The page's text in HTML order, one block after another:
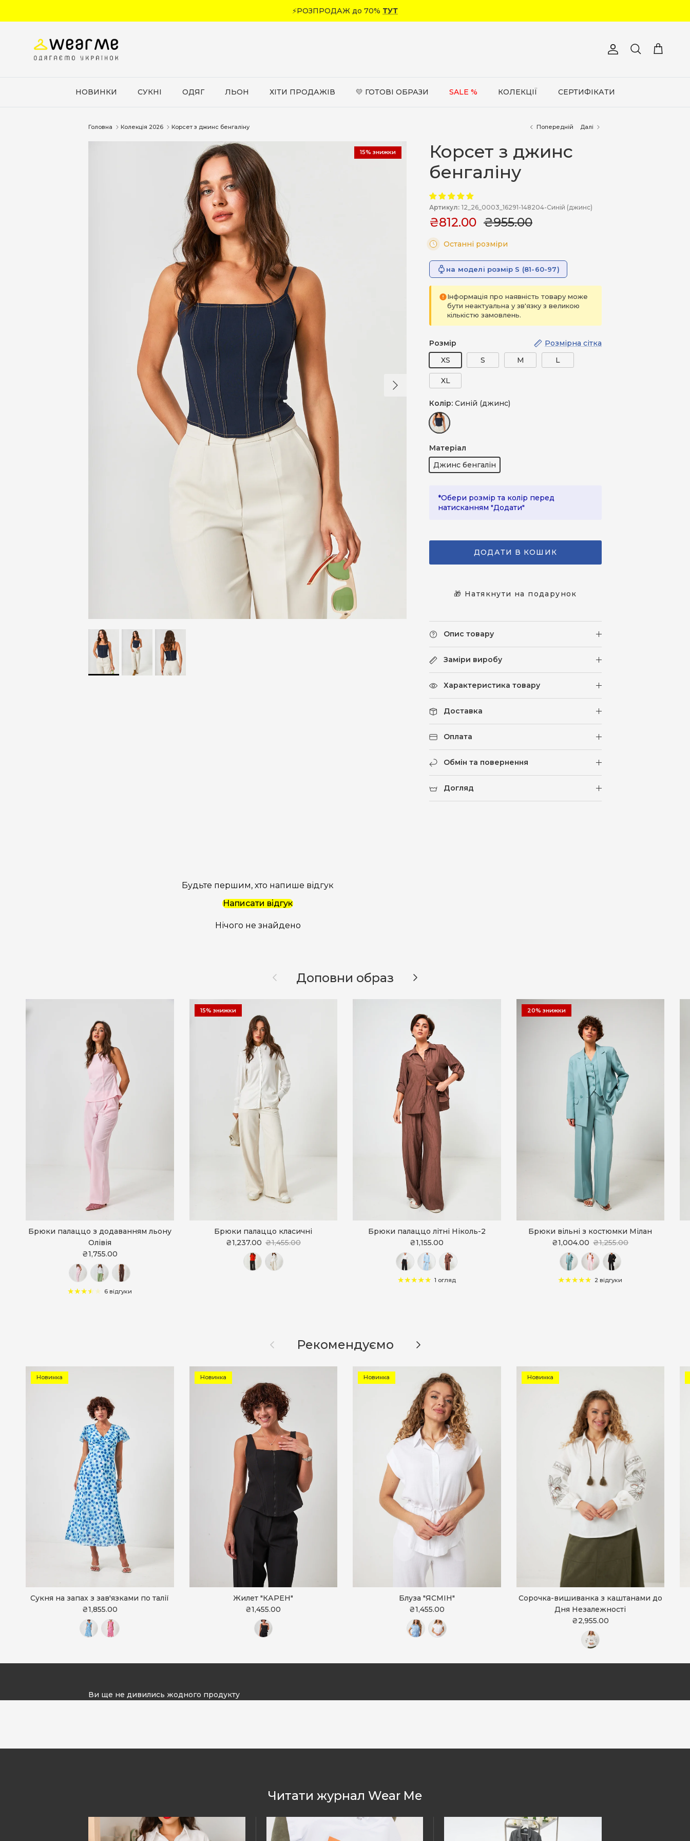
⚡РОЗПРОДАЖ до 70% ТУТ
Обліковий запис
Пошук Кошик
НОВИНКИ СУКНІ ОДЯГ ЛЬОН ХІТИ ПРОДАЖІВ 💛 ГОТОВІ ОБРАЗИ SALE % КОЛЕКЦІЇ СЕРТИФІКАТИ
Головна Колекція 2026 Корсет з джинс бенгаліну Попередній Далі
Далі
15% знижки
Корсет з джинс
бенгаліну
Артикул: 12_26_0003_16291-148204-Синій (джинс)
₴812.00 ₴955.00
Останні розміри
на моделі розмір S (81-60-97)
Інформація про наявність товару може
бути неактуальна у зв'язку з великою
кількістю замовлень.
Розмір
Розмірна сітка
XS
S M L
XL
Колір: Синій (джинс)
Матеріал
Джинс бенгалін
*Обери розмір та колір перед
натисканням "Додати"
ДОДАТИ В КОШИК
🎁 Натякнути на подарунок
Опис товару
Заміри виробу
Характеристика товару
Доставка
Оплата
Обмін та повернення
Догляд
Будьте першим, хто напише відгук
Написати відгук
Нічого не знайдено
НазадДоповни образ Далі
Брюки палаццо з додаванням льону
Олівія
₴1,755.00
6 відгуки
15% знижки
Брюки палаццо класичні
₴1,237.00 ₴1,455.00
Брюки палаццо літні Ніколь-2
₴1,155.00
1 огляд
20% знижки
Брюки вільні з костюмки Мілан
₴1,004.00 ₴1,255.00
2 відгуки
Назад Рекомендуємо Далі
Новинка
Сукня на запах з зав'язками по талії
₴1,855.00
Новинка
Жилет "КАРЕН"
₴1,455.00
Новинка
Блуза "ЯСМІН"
₴1,455.00
Новинка
Сорочка-вишиванка з каштанами до
Дня Незалежності
₴2,955.00
Ви ще не дивились жодного продукту
Читати журнал Wear Me